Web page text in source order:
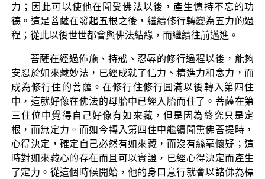
力；因此可以使他在聞受佛法以後，產生憶持不忘的功
德。這是菩薩在發起五根之後，繼續修行轉變為五力的過
程；從此以後世世都會與佛法結緣，而繼續往前邁進。
菩薩在經過佈施、持戒、忍辱的修行過程以後，能夠
安忍於如來藏妙法，已經成就了信力、精進力和念力，而
成為修行住的菩薩。在修行住修行圓滿以後轉入第四住
中，這就好像在佛法的母胎中已經入胎而住了。菩薩在第
三住位中覺得自己好像有如來藏，但是因為終究只是定
根，而無定力。而如今轉入第四住中繼續聞熏佛菩提時，
心得決定，確定自己必然有如來藏，而沒有絲毫懷疑；這
時對如來藏心的存在而且可以實證，已經心得決定而產生
了定力。從這個時候開始，他的身口意行就會以諸佛為標